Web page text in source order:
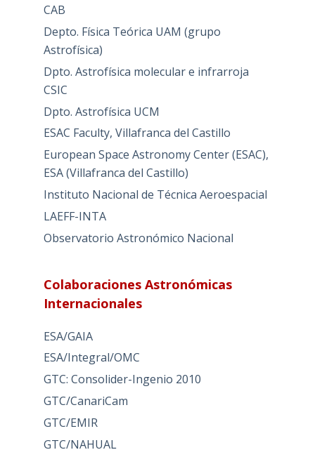
CAB
Depto. Física Teórica UAM (grupo
Astrofísica)
Dpto. Astrofísica molecular e infrarroja
CSIC
Dpto. Astrofísica UCM
ESAC Faculty, Villafranca del Castillo
European Space Astronomy Center (ESAC),
ESA (Villafranca del Castillo)
Instituto Nacional de Técnica Aeroespacial
LAEFF-INTA
Observatorio Astronómico Nacional
Colaboraciones Astronómicas
Internacionales
ESA/GAIA
ESA/Integral/OMC
GTC: Consolider-Ingenio 2010
GTC/CanariCam
GTC/EMIR
GTC/NAHUAL